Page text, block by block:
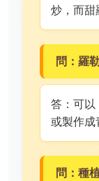
炒，而甜
問：羅
答：可以
或製作成
問：種